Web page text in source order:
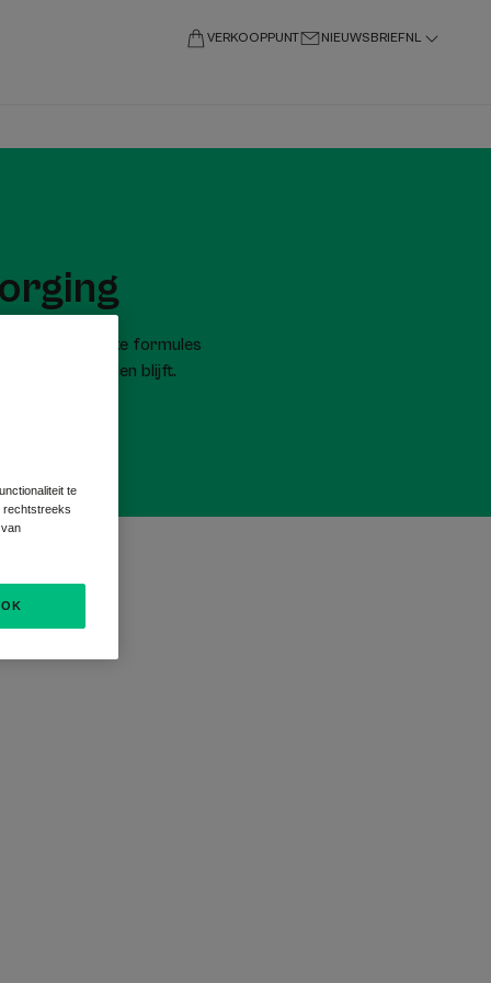
VERKOOPPUNT NIEUWSBRIEFNL
geteste formules
behouden blijft.
te
rechtstreeks
OK